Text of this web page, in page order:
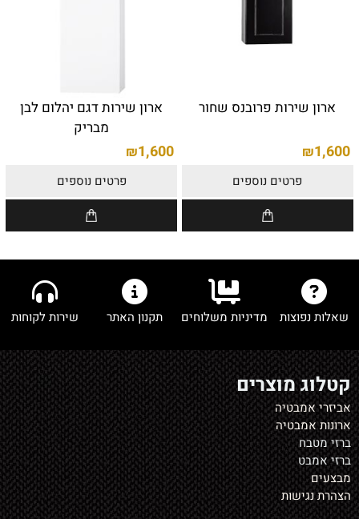
ארון שירות פרובנס שחור
₪1,600
פרטים נוספים
ארון שירות דגם יהלום לבן
מבריק
₪1,600
פרטים נוספים
שאלות נפוצות מדיניות משלוחים תקנון האתר שירות לקוחות
קטלוג מוצרים
אביזרי אמבטיה
ארונות אמבטיה
ברזי מטבח
ברזי אמבט
מבצעים
הצהרת נגישות